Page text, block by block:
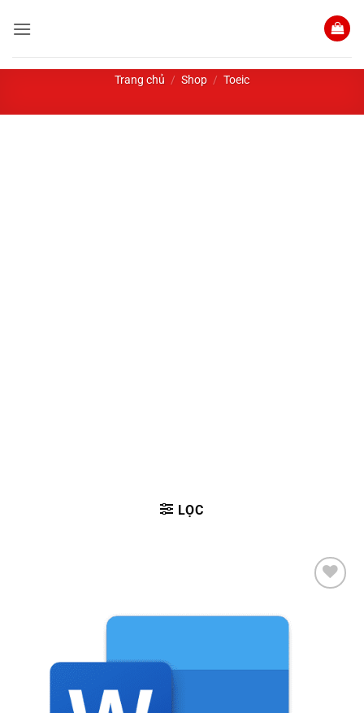
qua
dung
Trang chủ / Shop / Toeic
LỌC